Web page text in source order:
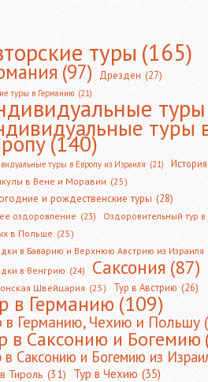
туры(165)
(97) Дрезден (27)
туры в Германию (21)
туры
туры
(140)
туры в Европу из Израиля (21)
в Вене и Моравии (25)
и рождественские туры (28)
оздоровление (23) Оздоровительный тур в
в Польше (25)
в Баварию и Верхнюю Австрию из Израиля
в Венгрию (24) Саксония (87)
Швейцария (25) Тур в Австрию (26)
в Германию(109)
в Германию, Чехию и Польшу
в Саксонию и Богемию
в Саксонию и Богемию из
Тироль (31) Тур в Чехию (35)